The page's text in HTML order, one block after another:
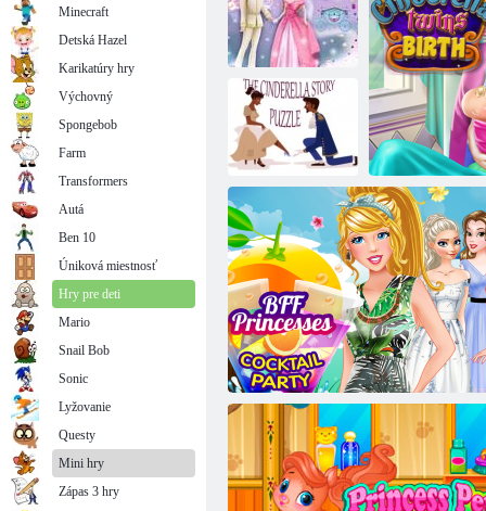
Popoluška v modernej krajine
Hry s
princeznými
príbehmi
Puzzle
Popoluška
Minecraft
Detská Hazel
Karikatúry hry
Výchovný
Spongebob
Farm
Transformers
Autá
Ben 10
Úniková miestnosť
Hry pre deti
Mario
Snail Bob
Sonic
Lyžovanie
Questy
Mini hry
Zápas 3 hry